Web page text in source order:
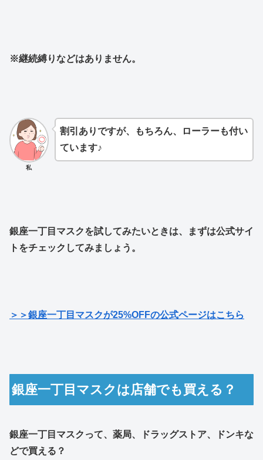
※継続縛りなどはありません。
私
割引ありですが、もちろん、ローラーも付い
ています♪
銀座一丁目マスクを試してみたいときは、まずは公式サイ
トをチェックしてみましょう。
＞＞銀座一丁目マスクが25%OFFの公式ページはこちら
銀座一丁目マスクは店舗でも買える？
銀座一丁目マスクって、薬局、ドラッグストア、ドンキな
どで買える？